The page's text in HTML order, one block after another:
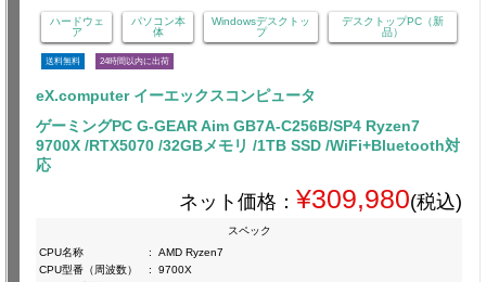
ハードウェ
ア
パソコン本
体
Windowsデスクトッ
プ
デスクトップPC（新
品）
送料無料 24時間以内に出荷
eX.computer イーエックスコンピュータ
ゲーミングPC G-GEAR Aim GB7A-C256B/SP4 Ryzen7
9700X /RTX5070 /32GBメモリ /1TB SSD /WiFi+Bluetooth対
応
ネット価格： ¥309,980(税込)
スペック
CPU名称
:
AMD Ryzen7
CPU型番（周波数）
:
9700X